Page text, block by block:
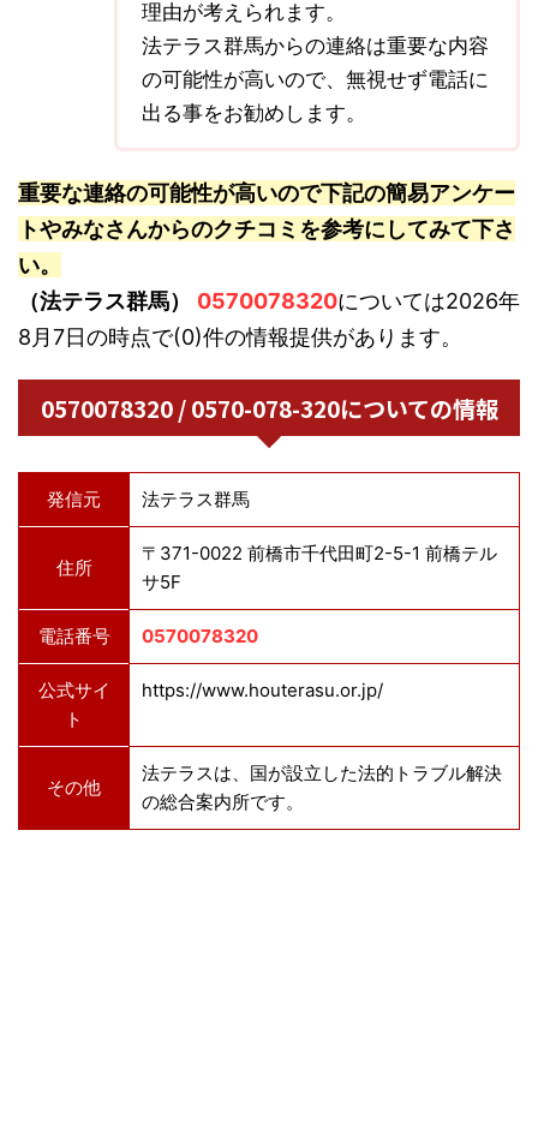
理由が考えられます。
法テラス群馬からの連絡は重要な内容
の可能性が高いので、無視せず電話に
出る事をお勧めします。
重要な連絡の可能性が高いので下記の簡易アンケー
トやみなさんからのクチコミを参考にしてみて下さ
い。
（法テラス群馬）
0570078320については2026年
8月7日の時点で(0)件の情報提供があります。
0570078320 / 0570-078-320についての情報
発信元 法テラス群馬
住所
〒371-0022 前橋市千代田町2-5-1 前橋テル
サ5F
電話番号 0570078320
公式サイ
ト
https://www.houterasu.or.jp/
その他
法テラスは、国が設立した法的トラブル解決
の総合案内所です。